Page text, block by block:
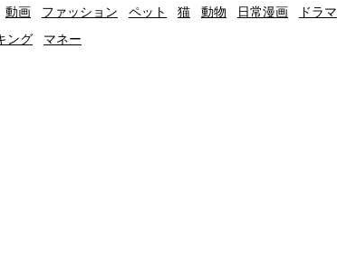
動画 ファッション ペット 猫 動物 日常漫画 ドラマ
ング マネー